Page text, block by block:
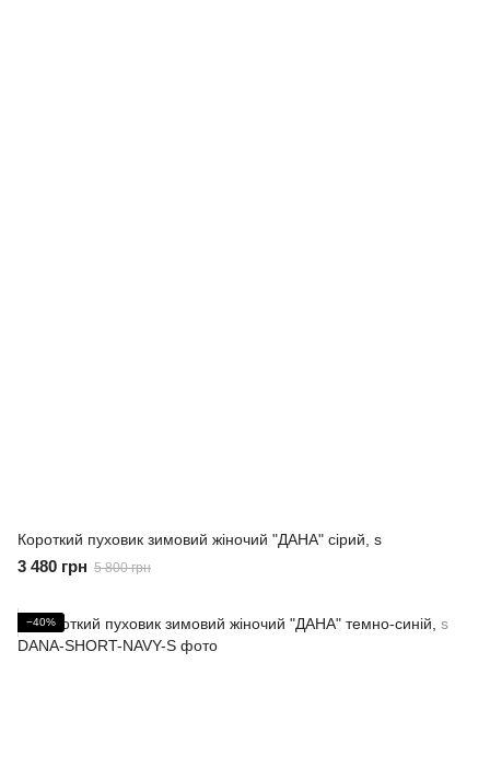
Короткий пуховик зимовий жіночий "ДАНА" сірий, s
3 480 грн 5 800 грн
−40%